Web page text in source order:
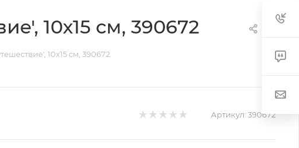
10х15 см, 390672
10х15 см, 390672
Артикул: 390672